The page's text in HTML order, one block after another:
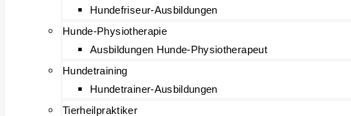
Hundefriseur-Ausbildungen
Hunde-Physiotherapie
Ausbildungen Hunde-Physiotherapeut
Hundetraining
Hundetrainer-Ausbildungen
Tierheilpraktiker